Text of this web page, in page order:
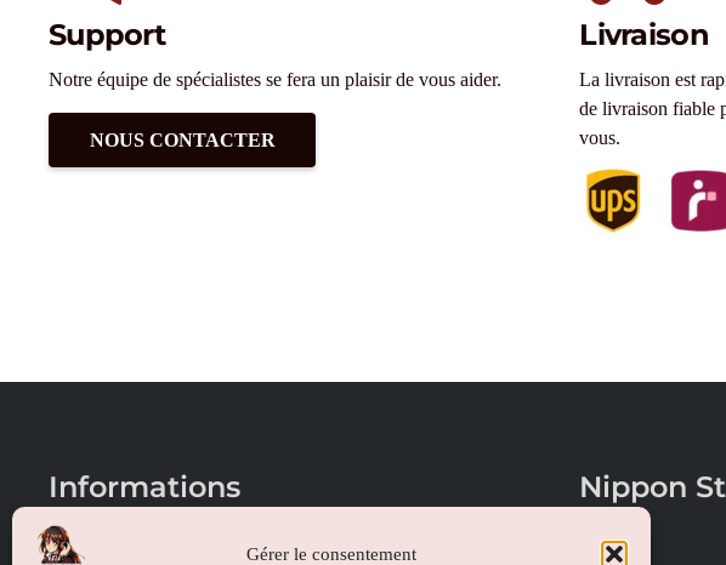
Gérer le consentement
Support
Notre équipe de spécialistes se fera un plaisir de vous aider.
NOUS CONTACTER
Livraison
La livraison est
de livraison fiable
vous.
Informations
Conditions générales de vente
Nippon
À propos